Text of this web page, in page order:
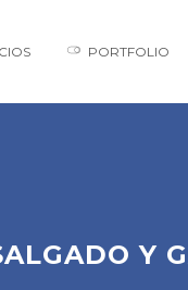
PORTFOLIO
Y